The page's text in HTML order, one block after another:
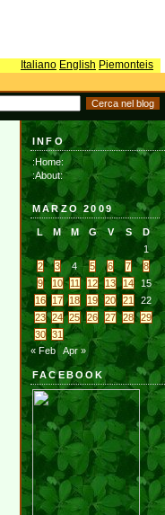
Italiano English Piemonteis
INFO
:Home:
:About:
MARZO 2009
L M M G V S
D
1
2
3 4 5 6 7
8
9
10 11 12 13 14
15
16
17 18 19 20 21
22
23
24 25 26 27 28
29
30
31
« Feb
Apr »
FACEBOOK